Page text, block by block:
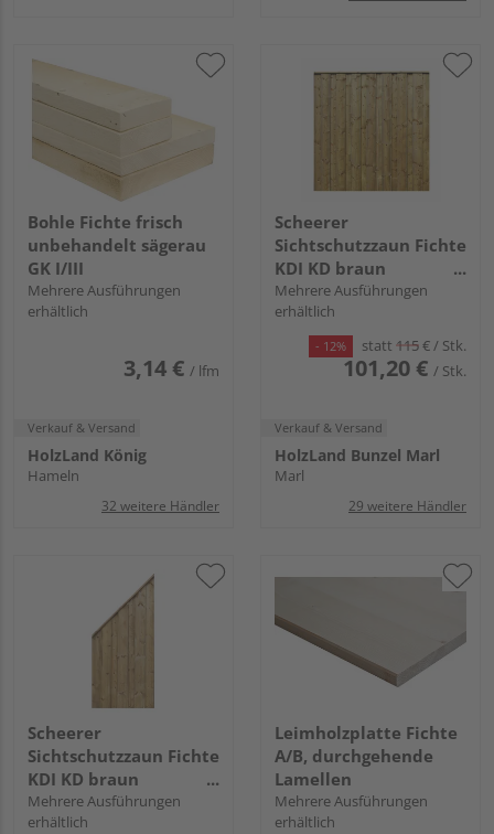
Bohle Fichte frisch
unbehandelt sägerau
GK I/III
Mehrere Ausführungen
erhältlich
3,14 € / lfm
Verkauf & Versand
HolzLand König
Hameln
32 weitere Händler
Scheerer
Sichtschutzzaun Fichte
KDI KD braun
"Nienwohlde"
Mehrere Ausführungen
erhältlich
- 12% statt 115€/ Stk.
101,20 € / Stk.
Verkauf & Versand
HolzLand Bunzel Marl
Marl
29 weitere Händler
Scheerer
Sichtschutzzaun Fichte
KDI KD braun
"Nienwohlde"
Mehrere Ausführungen
erhältlich
Leimholzplatte Fichte
A/B, durchgehende
Lamellen
Mehrere Ausführungen
erhältlich